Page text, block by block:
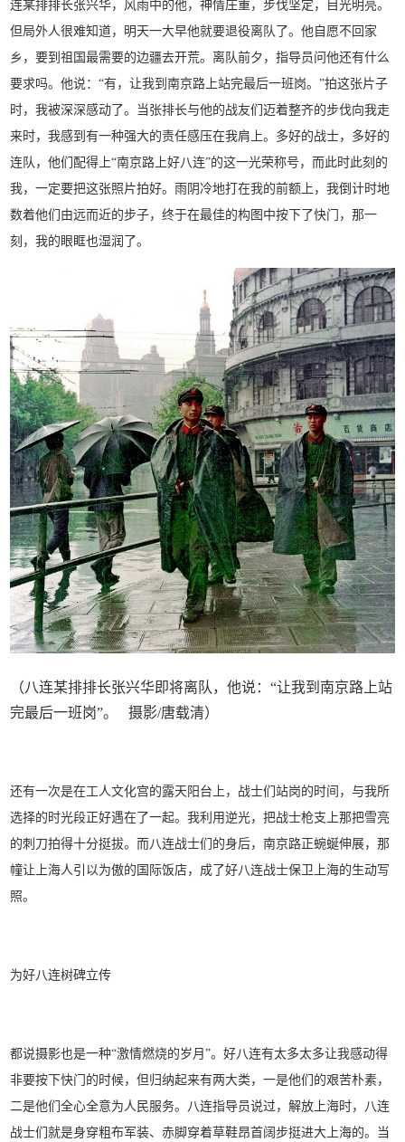
连某排排长张兴华，风雨中的他，神情庄重，步伐坚定，目光明亮。
但局外人很难知道，明天一大早他就要退役离队了。他自愿不回家
乡，要到祖国最需要的边疆去开荒。离队前夕，指导员问他还有什么
要求吗。他说：“有，让我到南京路上站完最后一班岗。”拍这张片子
时，我被深深感动了。当张排长与他的战友们迈着整齐的步伐向我走
来时，我感到有一种强大的责任感压在我肩上。多好的战士，多好的
连队，他们配得上“南京路上好八连”的这一光荣称号，而此时此刻的
我，一定要把这张照片拍好。雨阴冷地打在我的前额上，我倒计时地
数着他们由远而近的步子，终于在最佳的构图中按下了快门，那一
刻，我的眼眶也湿润了。
（八连某排排长张兴华即将离队，他说：“让我到南京路上站
完最后一班岗”。 摄影/唐载清）
还有一次是在工人文化宫的露天阳台上，战士们站岗的时间，与我所
选择的时光段正好遇在了一起。我利用逆光，把战士枪支上那把雪亮
的刺刀拍得十分挺拔。而八连战士们的身后，南京路正蜿蜒伸展，那
幢让上海人引以为傲的国际饭店，成了好八连战士保卫上海的生动写
照。
为好八连树碑立传
都说摄影也是一种“激情燃烧的岁月”。好八连有太多太多让我感动得
非要按下快门的时候，但归纳起来有两大类，一是他们的艰苦朴素，
二是他们全心全意为人民服务。八连指导员说过，解放上海时，八连
战士们就是身穿粗布军装、赤脚穿着草鞋昂首阔步挺进大上海的。当